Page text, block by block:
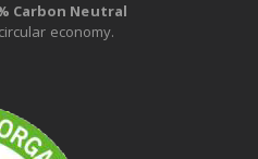
Carbon Neutral
economy.